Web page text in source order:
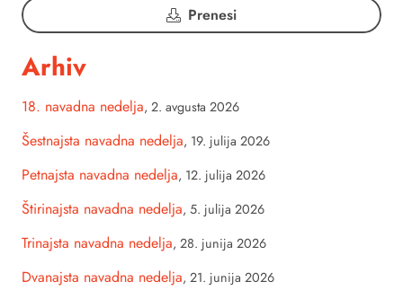
Prenesi
Arhiv
18. navadna nedelja, 2. avgusta 2026
Šestnajsta navadna nedelja, 19. julija 2026
Petnajsta navadna nedelja, 12. julija 2026
Štirinajsta navadna nedelja, 5. julija 2026
Trinajsta navadna nedelja, 28. junija 2026
Dvanajsta navadna nedelja, 21. junija 2026